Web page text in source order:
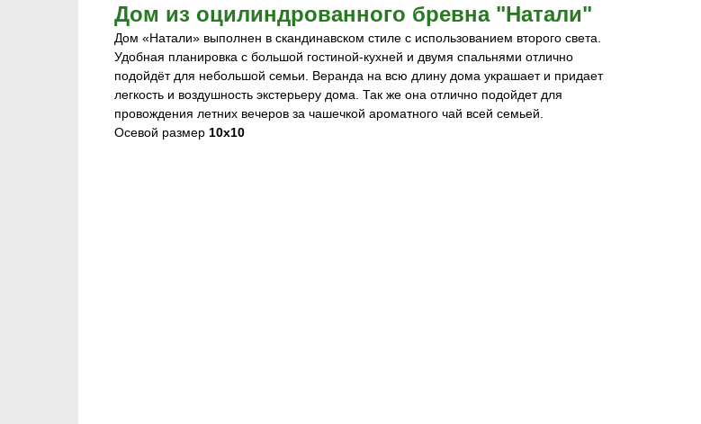
Дом из оцилиндрованного бревна "Натали"
Дом «Натали» выполнен в скандинавском стиле с использованием второго света.
Удобная планировка с большой гостиной-кухней и двумя спальнями отлично
подойдёт для небольшой семьи. Веранда на всю длину дома украшает и придает
легкость и воздушность экстерьеру дома. Так же она отлично подойдет для
провождения летних вечеров за чашечкой ароматного чай всей семьей.
Осевой размер 10х10